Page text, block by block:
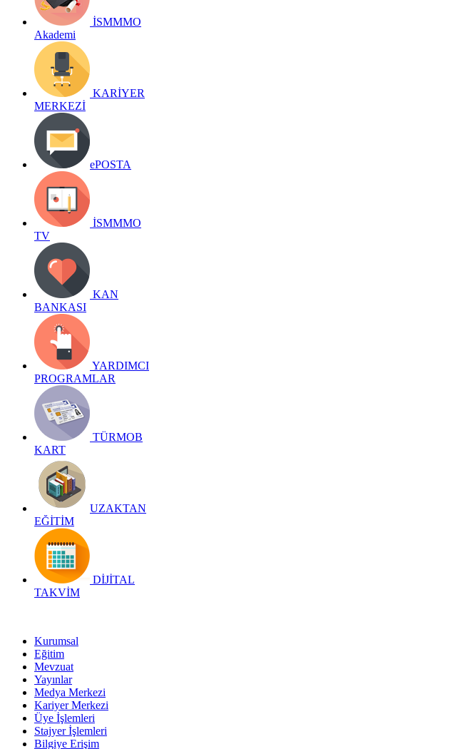
İSMMMO
Akademi
KARİYER
MERKEZİ
ePOSTA
İSMMMO
TV
KAN
BANKASI
YARDIMCI
PROGRAMLAR
TÜRMOB
KART
UZAKTAN
EĞİTİM
DİJİTAL
TAKVİM
Kurumsal
Eğitim
Mevzuat
Yayınlar
Medya Merkezi
Kariyer Merkezi
Üye İşlemleri
Stajyer İşlemleri
Bilgiye Erişim